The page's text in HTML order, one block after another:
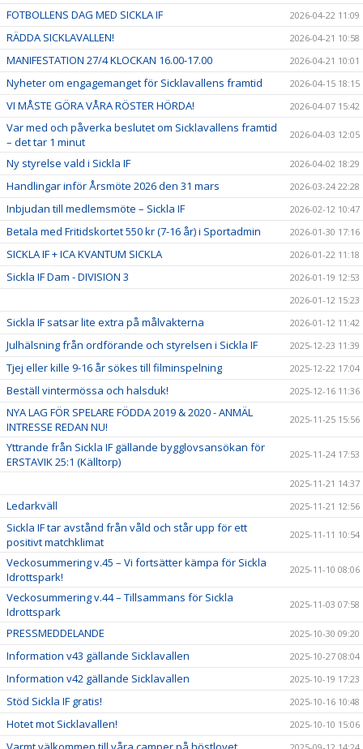
FOTBOLLENS DAG MED SICKLA IF 2026-04-22 11:09
RÄDDA SICKLAVALLEN! 2026-04-21 10:58
MANIFESTATION 27/4 KLOCKAN 16.00-17.00 2026-04-21 10:01
Nyheter om engagemanget för Sicklavallens framtid 2026-04-15 18:15
VI MÅSTE GÖRA VÅRA RÖSTER HÖRDA! 2026-04-07 15:42
Var med och påverka beslutet om Sicklavallens framtid
– det tar 1 minut
2026-04-03 12:05
Ny styrelse vald i Sickla IF 2026-04-02 18:29
Handlingar inför Årsmöte 2026 den 31 mars 2026-03-24 22:28
Inbjudan till medlemsmöte – Sickla IF 2026-02-12 10:47
Betala med Fritidskortet 550 kr (7-16 år) i Sportadmin 2026-01-30 17:16
SICKLA IF + ICA KVANTUM SICKLA 2026-01-22 11:18
Sickla IF Dam - DIVISION 3
2026-01-19 12:53
2026-01-12 15:23
Sickla IF satsar lite extra på målvakterna 2026-01-12 11:42
Julhälsning från ordförande och styrelsen i Sickla IF 2025-12-23 11:39
Tjej eller kille 9-16 år sökes till filminspelning 2025-12-22 17:04
Beställ vintermössa och halsduk! 2025-12-16 11:36
NYA LAG FÖR SPELARE FÖDDA 2019 & 2020 - ANMÄL
INTRESSE REDAN NU!
2025-11-25 15:56
Yttrande från Sickla IF gällande bygglovsansökan för
ERSTAVIK 25:1 (Källtorp)
2025-11-24 17:53
2025-11-21 14:37
Ledarkväll 2025-11-21 12:56
Sickla IF tar avstånd från våld och står upp för ett
positivt matchklimat
2025-11-11 10:54
Veckosummering v.45 – Vi fortsätter kämpa för Sickla
Idrottspark!
2025-11-10 08:06
Veckosummering v.44 – Tillsammans för Sickla
Idrottspark
2025-11-03 07:58
PRESSMEDDELANDE 2025-10-30 09:20
Information v43 gällande Sicklavallen 2025-10-27 08:04
Information v42 gällande Sicklavallen 2025-10-19 17:23
Stöd Sickla IF gratis! 2025-10-16 10:48
Hotet mot Sicklavallen! 2025-10-10 15:06